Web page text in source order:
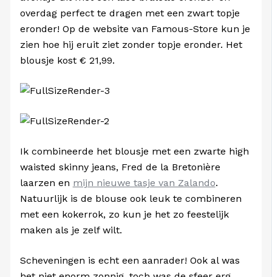
overdag perfect te dragen met een zwart topje
eronder! Op de website van Famous-Store kun je
zien hoe hij eruit ziet zonder topje eronder. Het
blousje kost € 21,99.
Ik combineerde het blousje met een zwarte high
waisted skinny jeans, Fred de la Bretonière
laarzen en mijn nieuwe tasje van Zalando.
Natuurlijk is de blouse ook leuk te combineren
met een kokerrok, zo kun je het zo feestelijk
maken als je zelf wilt.
Scheveningen is echt een aanrader! Ook al was